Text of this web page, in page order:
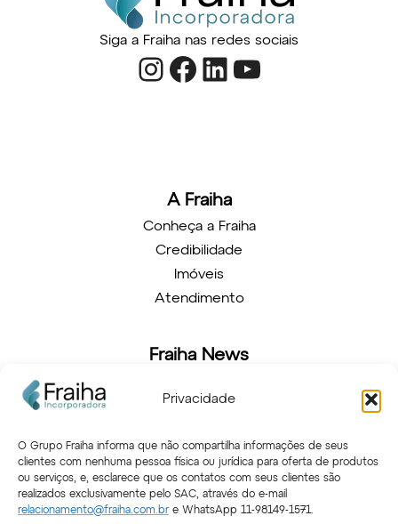
Privacidade
O Grupo Fraiha informa que não compartilha informações de seus
clientes com nenhuma pessoa física ou jurídica para oferta de produtos
ou serviços, e, esclarece que os contatos com seus clientes são
realizados exclusivamente pelo SAC, através do e-mail
relacionamento@fraiha.com.bre WhatsApp 11-98149-1571.
Siga a Fraiha nas redes sociais
Instagram Facebook LinkedIn Youtube
A Fraiha
Conheça a Fraiha
Credibilidade
Imóveis
Atendimento
Fraiha News
Arquitetura
Atendimento
Relacionamento